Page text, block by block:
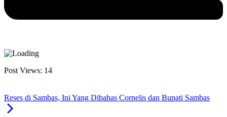
Post Views: 14
Reses di Sambas, Ini Yang Dibahas Cornelis dan Bupati Sambas